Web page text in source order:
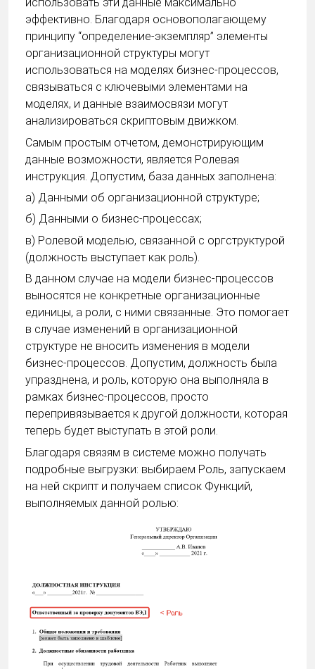
эффективно. Благодаря основополагающему
принципу “определение-экземпляр” элементы
организационной структуры могут
использоваться на моделях бизнес-процессов,
связываться с ключевыми элементами на
моделях, и данные взаимосвязи могут
анализироваться скриптовым движком.
Самым простым отчетом, демонстрирующим
данные возможности, является Ролевая
инструкция. Допустим, база данных заполнена:
а) Данными об организационной структуре;
б) Данными о бизнес-процессах;
в) Ролевой моделью, связанной с оргструктурой
(должность выступает как роль).
В данном случае на модели бизнес-процессов
выносятся не конкретные организационные
единицы, а роли, с ними связанные. Это помогает
в случае изменений в организационной
структуре не вносить изменения в модели
бизнес-процессов. Допустим, должность была
упразднена, и роль, которую она выполняла в
рамках бизнес-процессов, просто
перепривязывается к другой должности, которая
теперь будет выступать в этой роли.
Благодаря связям в системе можно получать
подробные выгрузки: выбираем Роль, запускаем
на ней скрипт и получаем список Функций,
выполняемых данной ролью: